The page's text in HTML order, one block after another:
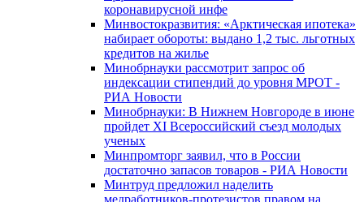
коронавирусной инфе
Минвостокразвития: «Арктическая ипотека»
набирает обороты: выдано 1,2 тыс. льготных
кредитов на жилье
Минобрнауки рассмотрит запрос об
индексации стипендий до уровня МРОТ -
РИА Новости
Минобрнауки: В Нижнем Новгороде в июне
пройдет XI Всероссийский съезд молодых
ученых
Минпромторг заявил, что в России
достаточно запасов товаров - РИА Новости
Минтруд предложил наделить
медработников-протезистов правом на